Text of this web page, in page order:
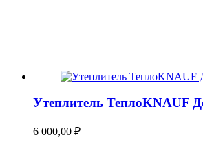
Утеплитель ТеплоKNAUF
6 000,00 ₽